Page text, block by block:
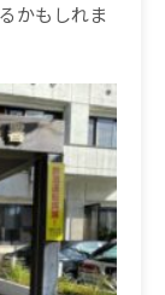
かもしれま